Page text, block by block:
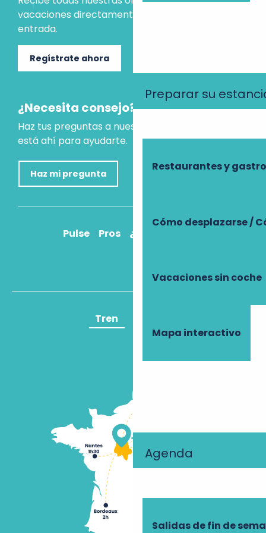
Preparar su
Restaurantes y
Cómo desplazarse /
Vacaciones sin coche
Mapa interactivo
Agenda
Salidas de fin de
vacaciones directamente en tu bandeja de
entrada.
Regístrate ahora
¿Necesita consejo?
Haz tus preguntas a nuestro asistente virtual, que
está ahí para ayudarte.
Haz mi pregunta
Pulse Pros ¿Cómo llegar?
Tren